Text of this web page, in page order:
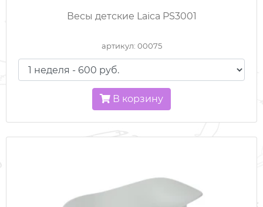
ВСЕ ДЛЯ ПУТЕШЕСТВИЙ
ГОРКИ И ДОМИКИ
КОЛЯСКИ
КРОВАТКИ / МАНЕЖИ
МЕДИЦИНСКОЕ ОБОРУДОВАНИЕ
Весы детские Laica PS3001
артикул: 00075
В корзину